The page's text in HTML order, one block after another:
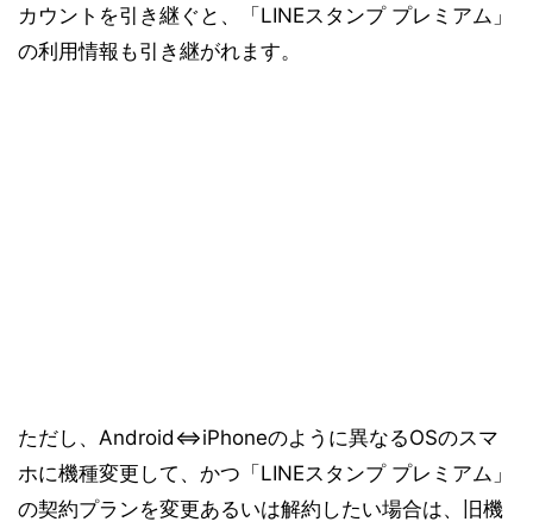
カウントを引き継ぐと、「LINEスタンプ プレミアム」
の利用情報も引き継がれます。
ただし、Android⇔iPhoneのように異なるOSのスマ
ホに機種変更して、かつ「LINEスタンプ プレミアム」
の契約プランを変更あるいは解約したい場合は、旧機